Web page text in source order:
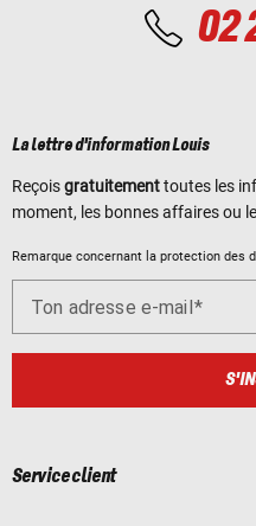
02
La lettre d'information Louis
Reçoisgratuitementtoutes les
moment, les bonnes affaires ou
Remarque concernant la protection des
Ton adresse e-mail
Service client